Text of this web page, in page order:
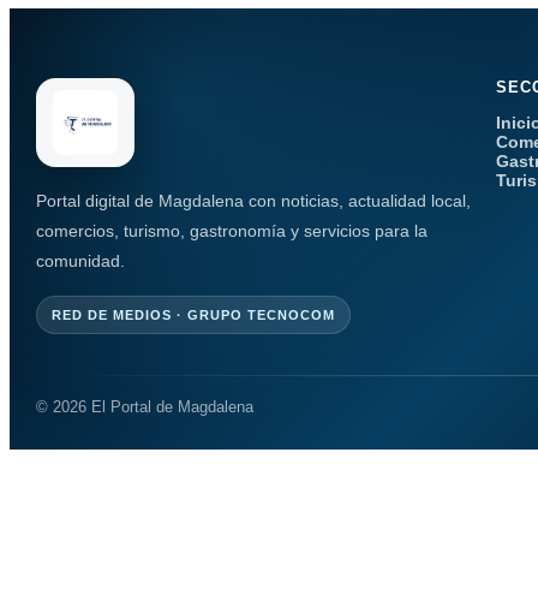
Portal digital de Magdalena con noticias, actualidad local,
comercios, turismo, gastronomía y servicios para la
comunidad.
RED DE MEDIOS · GRUPO TECNOCOM
© 2026 El Portal de Magdalena